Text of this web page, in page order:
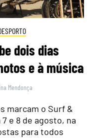
dois dias
e à música
Mendonça
marcam o Surf &
e 8 de agosto, na
para todos